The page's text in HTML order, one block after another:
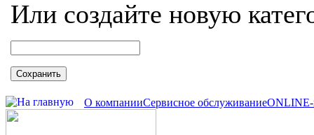
Или создайте новую
Сохранить
О компанииСервисное обслуживаниеONLINE-